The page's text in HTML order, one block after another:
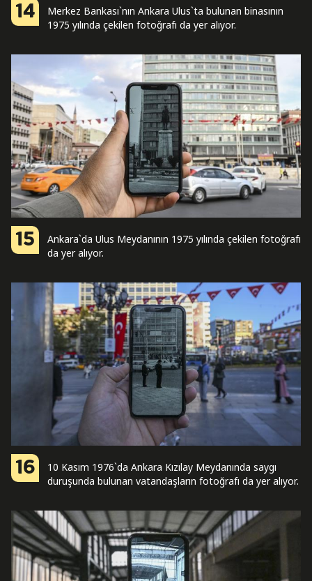
14
Merkez Bankası`nın Ankara Ulus`ta bulunan binasının
1975 yılında çekilen fotoğrafı da yer alıyor.
15
Ankara`da Ulus Meydanının 1975 yılında çekilen fotoğrafı
da yer alıyor.
16
10 Kasım 1976`da Ankara Kızılay Meydanında saygı
duruşunda bulunan vatandaşların fotoğrafı da yer alıyor.